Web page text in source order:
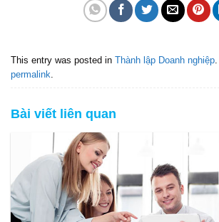
This entry was posted in Thành lập Doanh nghiệp
permalink
Bài viết liên quan